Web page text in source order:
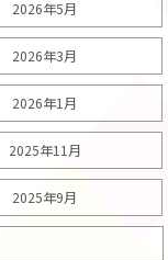
2026年5月
2026年3月
2026年1月
2025年11月
2025年9月